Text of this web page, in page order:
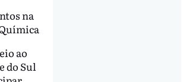
na
ao
do Sul